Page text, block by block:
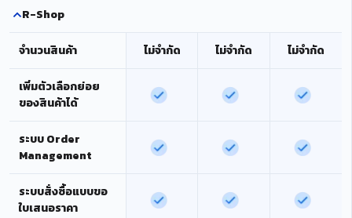
R-Shop
จำนวนสินค้า ไม่จำกัด ไม่จำกัด ไม่จำกัด
เพิ่มตัวเลือกย่อย
ของสินค้าได้
ระบบ Order
Management
ระบบสั่งซื้อแบบขอ
ใบเสนอราคา